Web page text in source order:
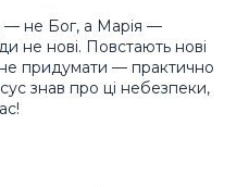
— не Бог, а Марія —
не нові. Повстають нові
придумати — практично
знав про ці небезпеки,